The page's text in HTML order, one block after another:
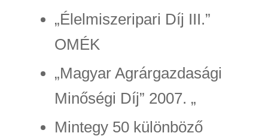
„Élelmiszeripari Díj III.”
OMÉK
„Magyar Agrárgazdasági
Minőségi Díj” 2007. „
Mintegy 50 különböző